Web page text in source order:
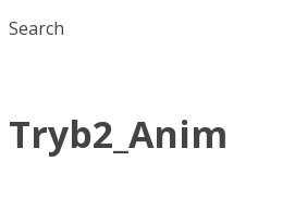
Search
Tryb2_Anim